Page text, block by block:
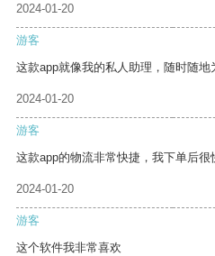
2024-01-20
游客
这款app就像我的私人助理，随时随地
2024-01-20
游客
这款app的物流非常快捷，我下单后很
2024-01-20
游客
这个软件我非常喜欢